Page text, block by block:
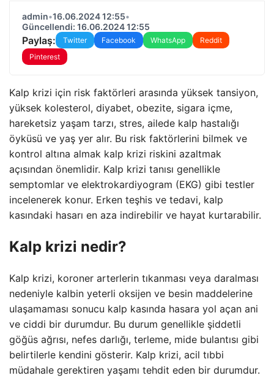
admin•16.06.2024 12:55•
Güncellendi: 16.06.2024 12:55
Paylaş: Twitter Facebook WhatsApp
Reddit
Pinterest
Kalp krizi için risk faktörleri arasında yüksek tansiyon,
yüksek kolesterol, diyabet, obezite, sigara içme,
hareketsiz yaşam tarzı, stres, ailede kalp hastalığı
öyküsü ve yaş yer alır. Bu risk faktörlerini bilmek ve
kontrol altına almak kalp krizi riskini azaltmak
açısından önemlidir. Kalp krizi tanısı genellikle
semptomlar ve elektrokardiyogram (EKG) gibi testler
incelenerek konur. Erken teşhis ve tedavi, kalp
kasındaki hasarı en aza indirebilir ve hayat kurtarabilir.
Kalp krizi nedir?
Kalp krizi, koroner arterlerin tıkanması veya daralması
nedeniyle kalbin yeterli oksijen ve besin maddelerine
ulaşamaması sonucu kalp kasında hasara yol açan ani
ve ciddi bir durumdur. Bu durum genellikle şiddetli
göğüs ağrısı, nefes darlığı, terleme, mide bulantısı gibi
belirtilerle kendini gösterir. Kalp krizi, acil tıbbi
müdahale gerektiren yaşamı tehdit eden bir durumdur.